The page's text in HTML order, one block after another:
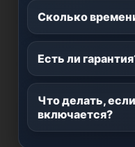
Сколько
Есть ли
Что делать,
включается?